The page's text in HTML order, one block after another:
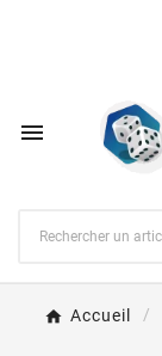

Accueil